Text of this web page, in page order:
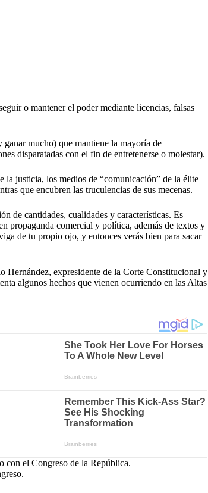
o mantener el poder mediante licencias, falsas
mucho) que mantiene la mayoría de
disparatadas con el fin de entretenerse o molestar).
justicia, los medios de “comunicación” de la élite
que encubren las truculencias de sus mecenas.
de cantidades, cualidades y características. Es
propaganda comercial y política, además de textos y
de tu propio ojo, y entonces verás bien para sacar
Hernández, expresidente de la Corte Constitucional y
algunos hechos que vienen ocurriendo en las Altas
con el Congreso de la República.